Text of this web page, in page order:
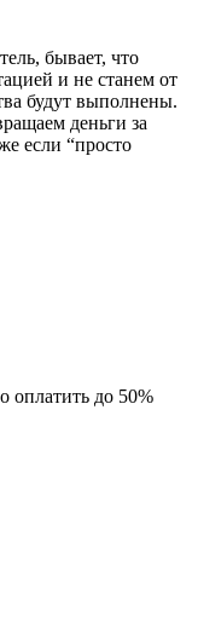
бывает, что
и не станем от
будут выполнены.
деньги за
если “просто
оплатить до 50%